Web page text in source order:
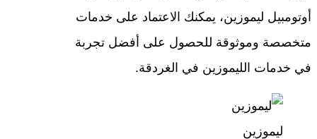
أوتومبيل ليموزين، يمكنك الاعتماد على خدمات
متخصصة وموثوقة للحصول على أفضل تجربة
في خدمات الليموزين في الغردقة.
ليموزين